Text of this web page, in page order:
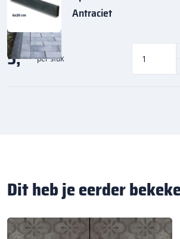
Antraciet
5,35 per stuk
Dit heb je eerder